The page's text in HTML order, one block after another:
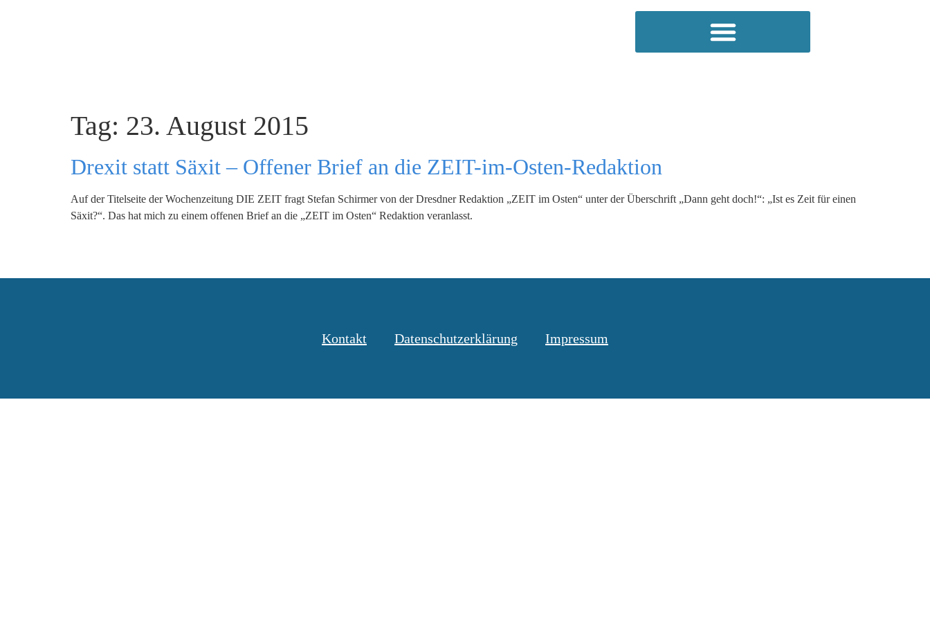
Tag: 23. August 2015
Drexit statt Säxit – Offener Brief an die ZEIT-im-Osten-Redaktion
Auf der Titelseite der Wochenzeitung DIE ZEIT fragt Stefan Schirmer von der Dresdner Redaktion „ZEIT im Osten“ unter der Überschrift „Dann geht doch!“: „Ist es Zeit für einen
Säxit?“. Das hat mich zu einem offenen Brief an die „ZEIT im Osten“ Redaktion veranlasst.
Kontakt Datenschutzerklärung Impressum